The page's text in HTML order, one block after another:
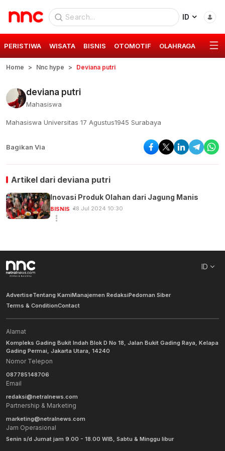
ID
PERISTIWA WISATA BISNIS OTOMOTIF OLAHRAGA GAYA
Home Nnc hype Deviana putri
deviana putri
Mahasiswa
Mahasiswa Universitas 17 Agustus1945 Surabaya
Bagikan Via
Artikel dari deviana putri
Inovasi Produk Olahan dari Jagung Manis
BISNIS 18 Jul 2024 10:30
ID
AdvertiseTentang KamiManajemen RedaksiPedoman Siber
Terms & ConditionContact
Alamat
Kompleks Gading Bukit Indah Blok D No 18, Jalan Bukit Gading Raya, Kelapa
Gading Permai, Jakarta Utara, 14240
Nomor Telepon
087785148706
Email
redaksi@netralnews.com
Partnership & Marketing
marketing@netralnews.com
Jam Operasional
Senin s/d Jumat jam 9.00 - 18.00 WIB, Sabtu & Minggu libur